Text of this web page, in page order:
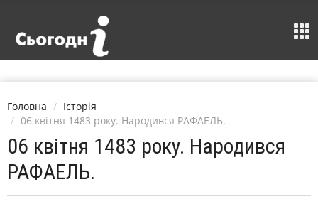
Головна
Історія
06 квітня 1483 року. Народився РАФАЕЛЬ.
06 квітня 1483 року. Народився
РАФАЕЛЬ.